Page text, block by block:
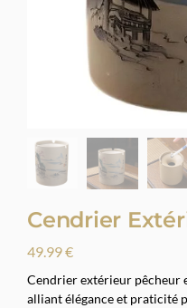
Cendrier
49.99€
Cendrier extérieur pêcheur
alliant élégance et praticité